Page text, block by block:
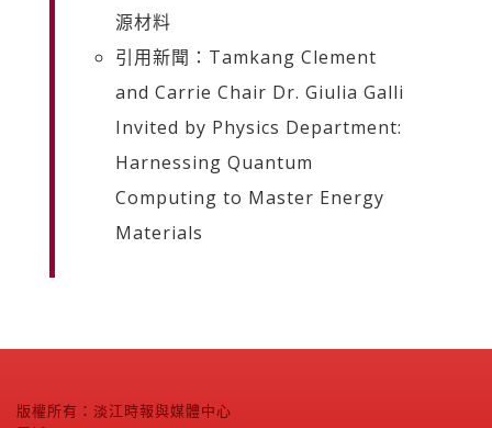
源材料
引用新聞：Tamkang Clement
and Carrie Chair Dr. Giulia Galli
Invited by Physics Department:
Harnessing Quantum
Computing to Master Energy
Materials
版權所有：淡江時報與媒體中心